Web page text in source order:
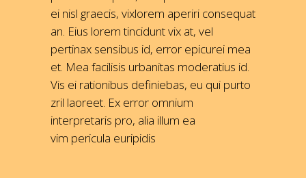
ei nisl graecis, vixlorem aperiri consequat
an. Eius lorem tincidunt vix at, vel
pertinax sensibus id, error epicurei mea
et. Mea facilisis urbanitas moderatius id.
Vis ei rationibus definiebas, eu qui purto
zril laoreet. Ex error omnium
interpretaris pro, alia illum ea
vim pericula euripidis